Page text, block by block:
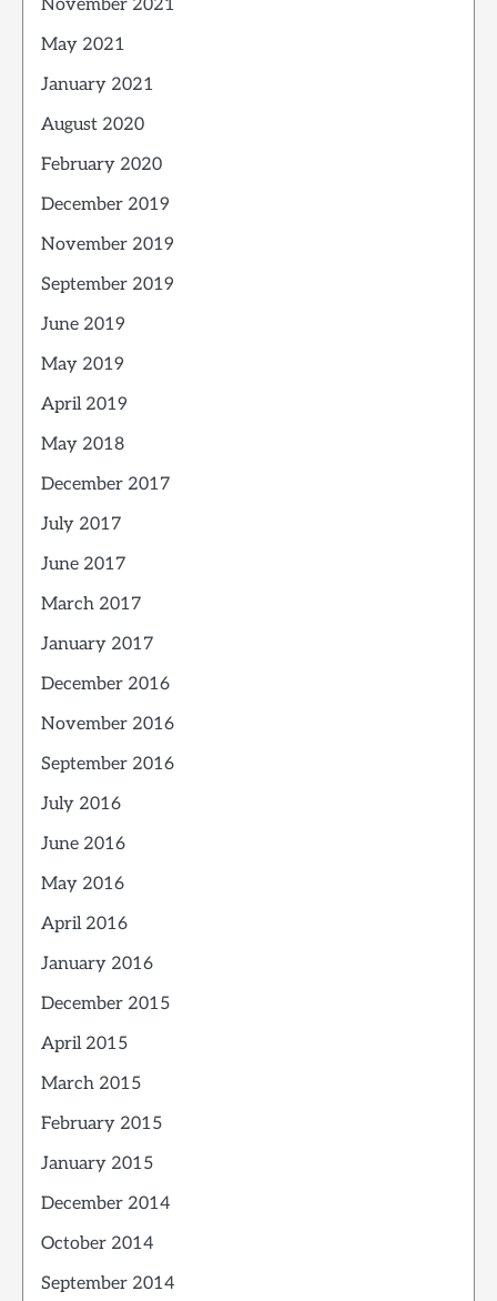
November 2021
May 2021
January 2021
August 2020
February 2020
December 2019
November 2019
September 2019
June 2019
May 2019
April 2019
May 2018
December 2017
July 2017
June 2017
March 2017
January 2017
December 2016
November 2016
September 2016
July 2016
June 2016
May 2016
April 2016
January 2016
December 2015
April 2015
March 2015
February 2015
January 2015
December 2014
October 2014
September 2014